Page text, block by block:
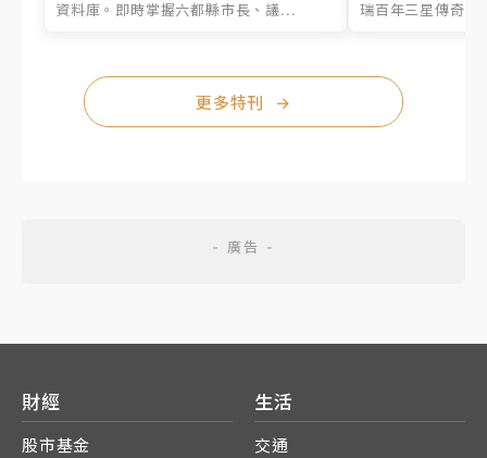
資料庫。即時掌握六都縣市長、議...
瑞百年三星傳奇、
更多特刊 →
財經
股市基金
生活
交通